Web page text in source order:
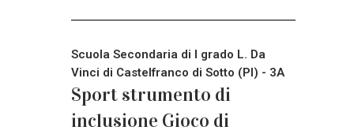
Scuola Secondaria di I grado L. Da
Vinci di Castelfranco di Sotto (PI) - 3A
Sport strumento di
inclusione Gioco di